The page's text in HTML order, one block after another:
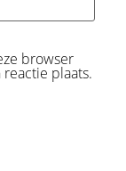
browser
plaats.